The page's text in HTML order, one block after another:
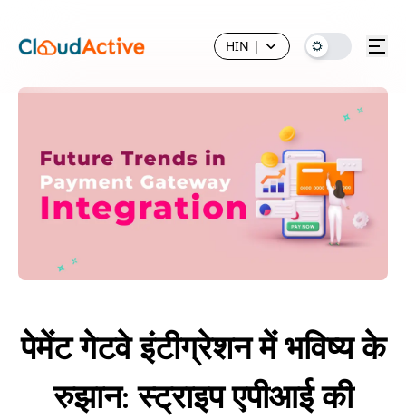
HIN |
पेमेंट गेटवे इंटीग्रेशन में भविष्य के
रुझान: स्ट्राइप एपीआई की